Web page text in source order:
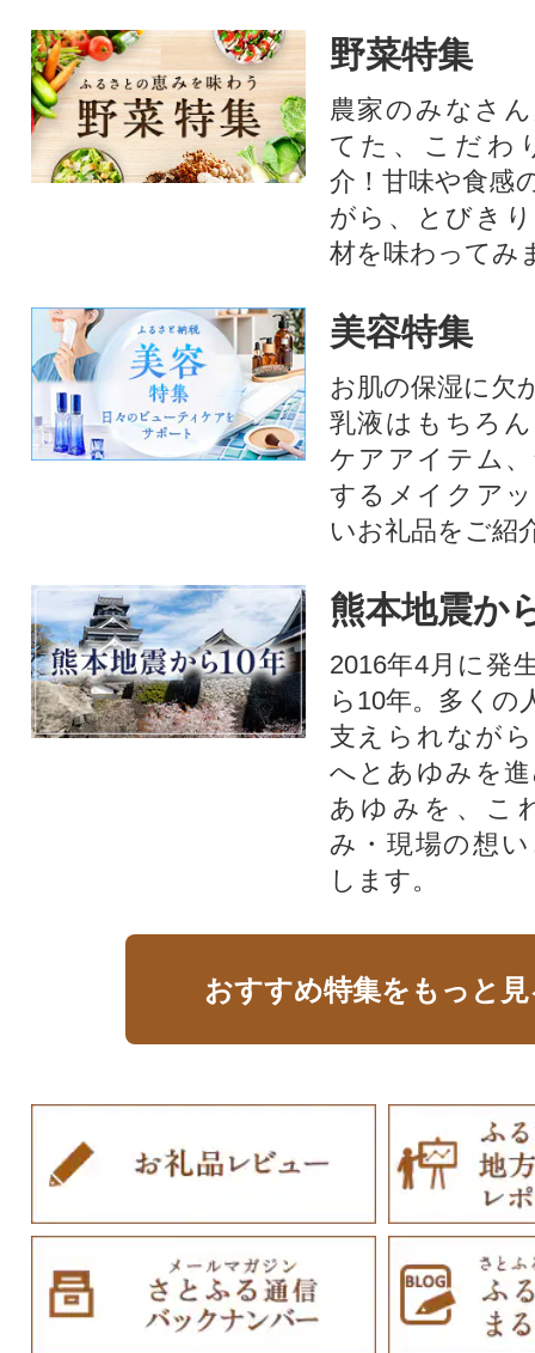
野菜特集
農家のみなさ
てた、こだわ
介！甘味や食感
がら、とびき
材を味わってみ
美容特集
お肌の保湿に欠
乳液はもちろ
ケアアイテム
するメイクア
いお礼品をご紹
熊本地震か
2016年4月に発
ら10年。多くの
支えられなが
へとあゆみを
あゆみを、こ
み・現場の想
します。
おすすめ特集をもっと